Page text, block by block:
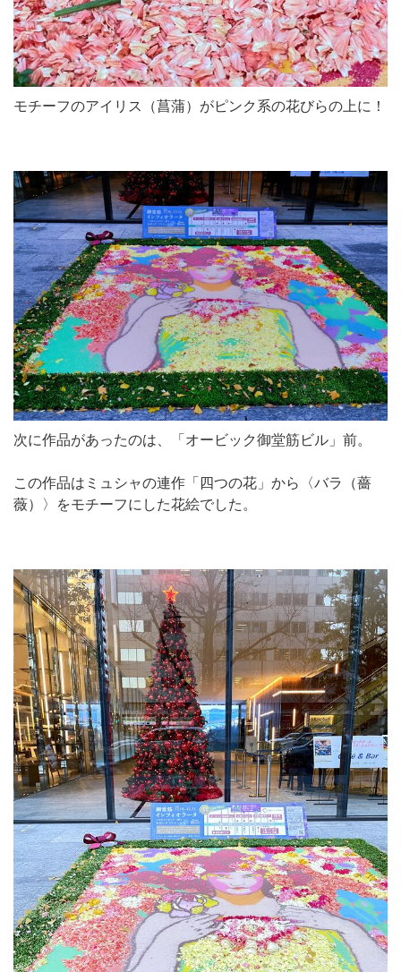
モチーフのアイリス（菖蒲）がピンク系の花びらの上に！
次に作品があったのは、「オービック御堂筋ビル」前。
この作品はミュシャの連作「四つの花」から〈バラ（薔
薇）〉をモチーフにした花絵でした。